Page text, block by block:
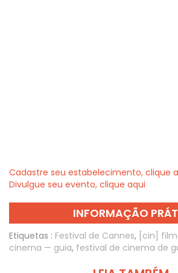
Cadastre seu estabelecimento, clique
Divulgue seu evento, clique aqui
INFORMAÇÃO
Etiquetas : Festival de Cannes, [cin]
cinema — guia, festival de cinema de